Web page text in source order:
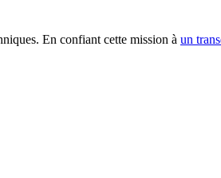
En confiant cette mission à un